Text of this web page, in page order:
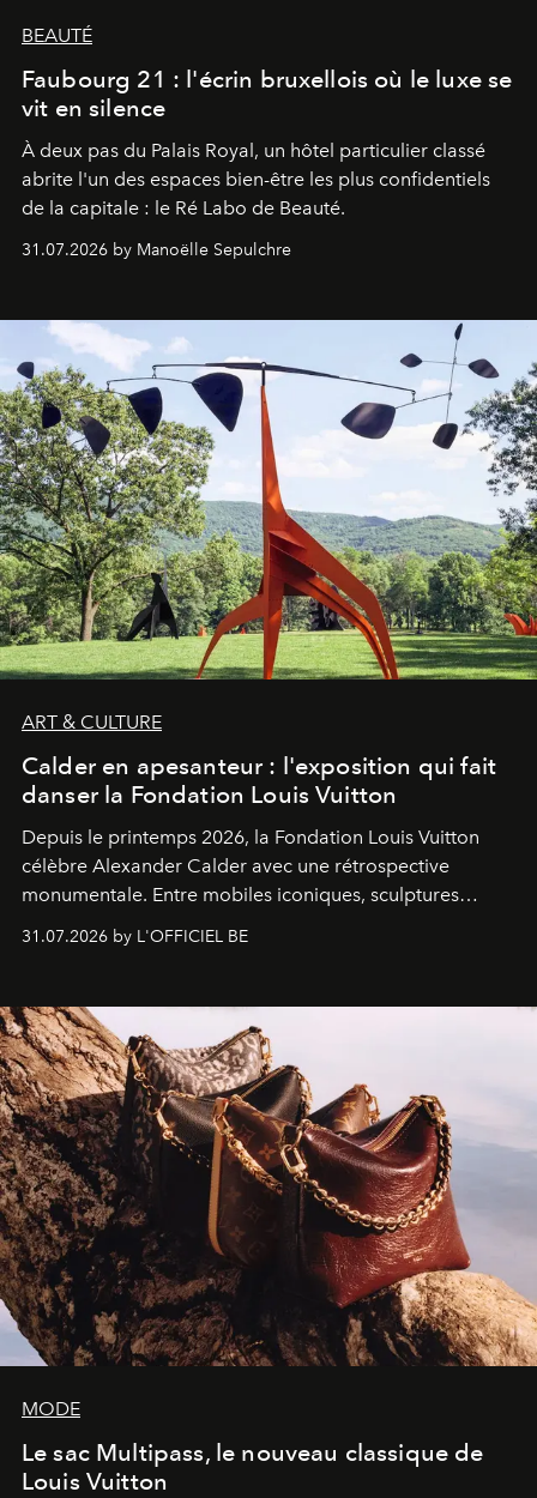
BEAUTÉ
Faubourg 21 : l'écrin bruxellois où le luxe se
vit en silence
À deux pas du Palais Royal, un hôtel particulier classé
abrite l'un des espaces bien-être les plus confidentiels
de la capitale : le Ré Labo de Beauté.
31.07.2026 by Manoëlle Sepulchre
ART & CULTURE
Calder en apesanteur : l'exposition qui fait
danser la Fondation Louis Vuitton
Depuis le printemps 2026, la Fondation Louis Vuitton
célèbre Alexander Calder avec une rétrospective
monumentale. Entre mobiles iconiques, sculptures
monumentales et poésie du mouvement, l'artiste
américain investit les espaces imaginés par Frank Gehry
sculpture.
31.07.2026 by L'OFFICIEL BE
MODE
Le sac Multipass, le nouveau classique de
Louis Vuitton